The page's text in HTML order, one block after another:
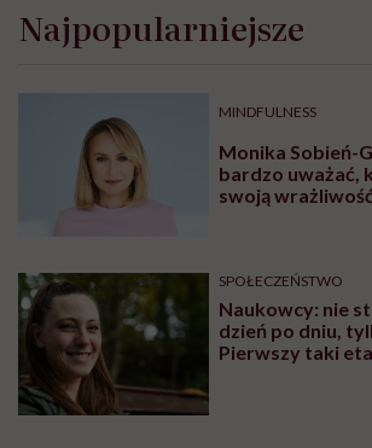
Najpopularniejsze
MINDFULNESS
Monika Sobień-
bardzo uważać,
swoją
SPOŁECZEŃSTWO
Naukowcy: nie
dzień po dniu,
Pierwszy taki